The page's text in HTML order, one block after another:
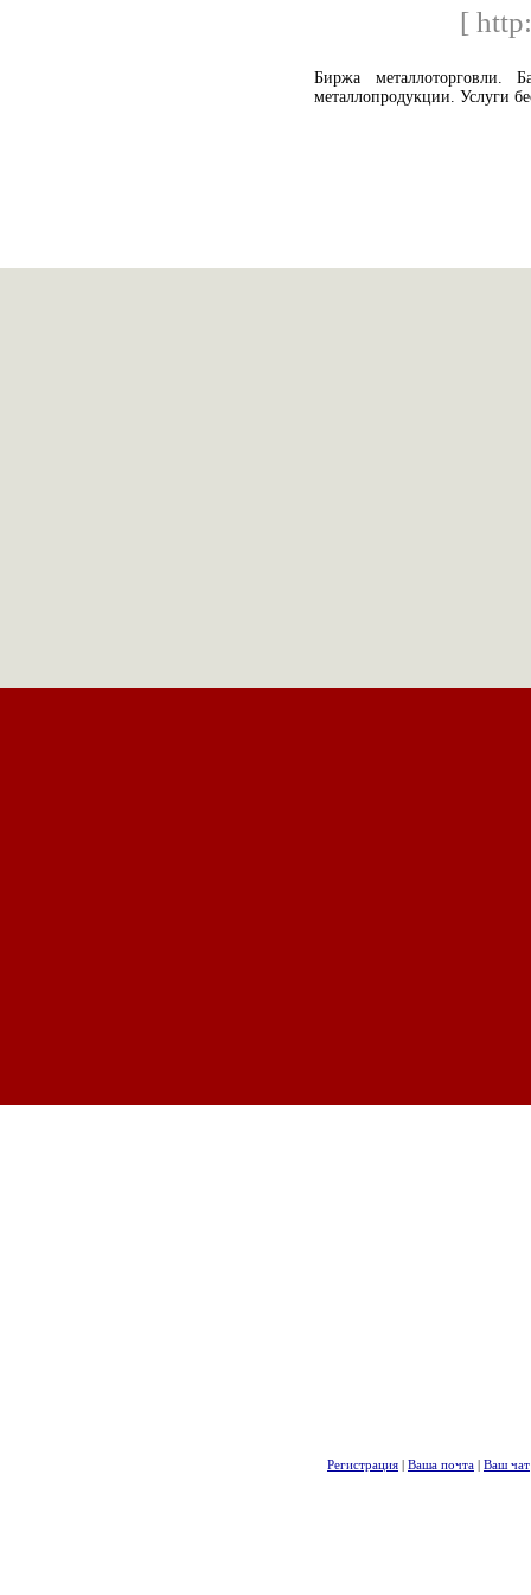
[
Биржа металлоторговли.
металлопродукции. Услуги
Регистрация | Ваша почта | Ваш чат